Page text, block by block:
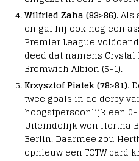
Wilfried Zaha (83>86).
en gaf hij ook nog een
Premier League
deed dat namens Crystal
Bromwich Albion (5-1).
Krzysztof Piatek (78>81).
twee goals in de derby
hoogstpersoonlijk een
Uiteindelijk won Hertha
Berlin. Daarmee zou
opnieuw een TOTW card